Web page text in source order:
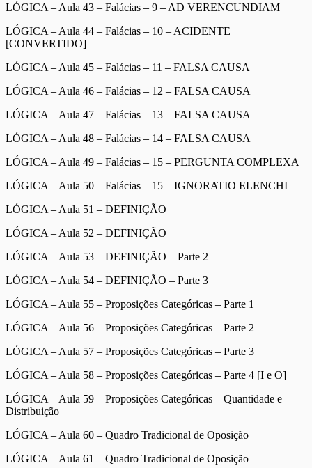
LÓGICA – Aula 43 – Falácias – 9 – AD VERENCUNDIAM
LÓGICA – Aula 44 – Falácias – 10 – ACIDENTE
[CONVERTIDO]
LÓGICA – Aula 45 – Falácias – 11 – FALSA CAUSA
LÓGICA – Aula 46 – Falácias – 12 – FALSA CAUSA
LÓGICA – Aula 47 – Falácias – 13 – FALSA CAUSA
LÓGICA – Aula 48 – Falácias – 14 – FALSA CAUSA
LÓGICA – Aula 49 – Falácias – 15 – PERGUNTA COMPLEXA
LÓGICA – Aula 50 – Falácias – 15 – IGNORATIO ELENCHI
LÓGICA – Aula 51 – DEFINIÇÃO
LÓGICA – Aula 52 – DEFINIÇÃO
LÓGICA – Aula 53 – DEFINIÇÃO – Parte 2
LÓGICA – Aula 54 – DEFINIÇÃO – Parte 3
LÓGICA – Aula 55 – Proposições Categóricas – Parte 1
LÓGICA – Aula 56 – Proposições Categóricas – Parte 2
LÓGICA – Aula 57 – Proposições Categóricas – Parte 3
LÓGICA – Aula 58 – Proposições Categóricas – Parte 4 [I e O]
LÓGICA – Aula 59 – Proposições Categóricas – Quantidade e
Distribuição
LÓGICA – Aula 60 – Quadro Tradicional de Oposição
LÓGICA – Aula 61 – Quadro Tradicional de Oposição